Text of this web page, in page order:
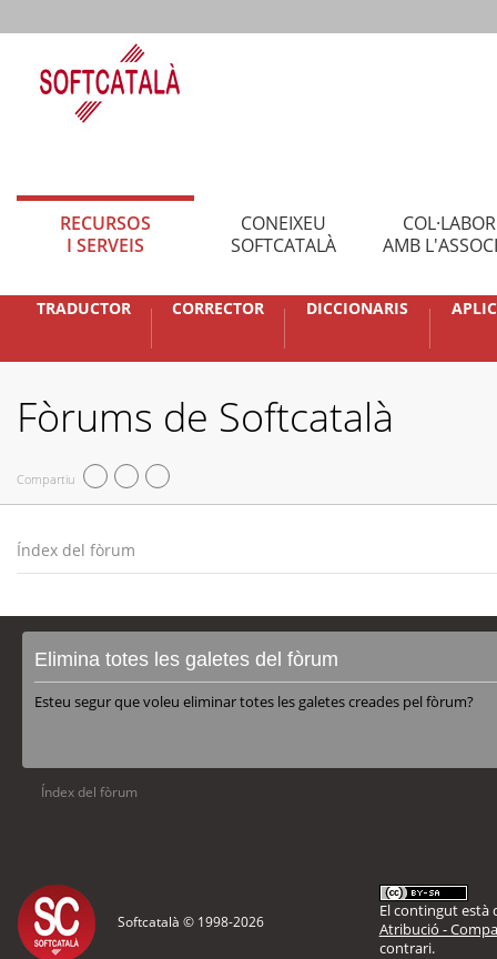
RECURSOS
I SERVEIS
CONEIXEU
SOFTCATALÀ
AMB
TRADUCTOR CORRECTOR DICCIONARIS
Fòrums de Softcatalà
Compartiu
Índex del fòrum
Elimina totes les galetes del fòrum
Esteu segur que voleu eliminar totes les galetes creades pel fòrum?
Índex del fòrum
Softcatalà © 1998-2026
El contingut està
Atribució -
contrari.